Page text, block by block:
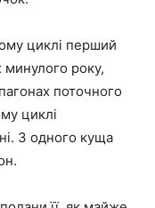
циклі перший
минулого року,
поточного
циклі
З одного куща